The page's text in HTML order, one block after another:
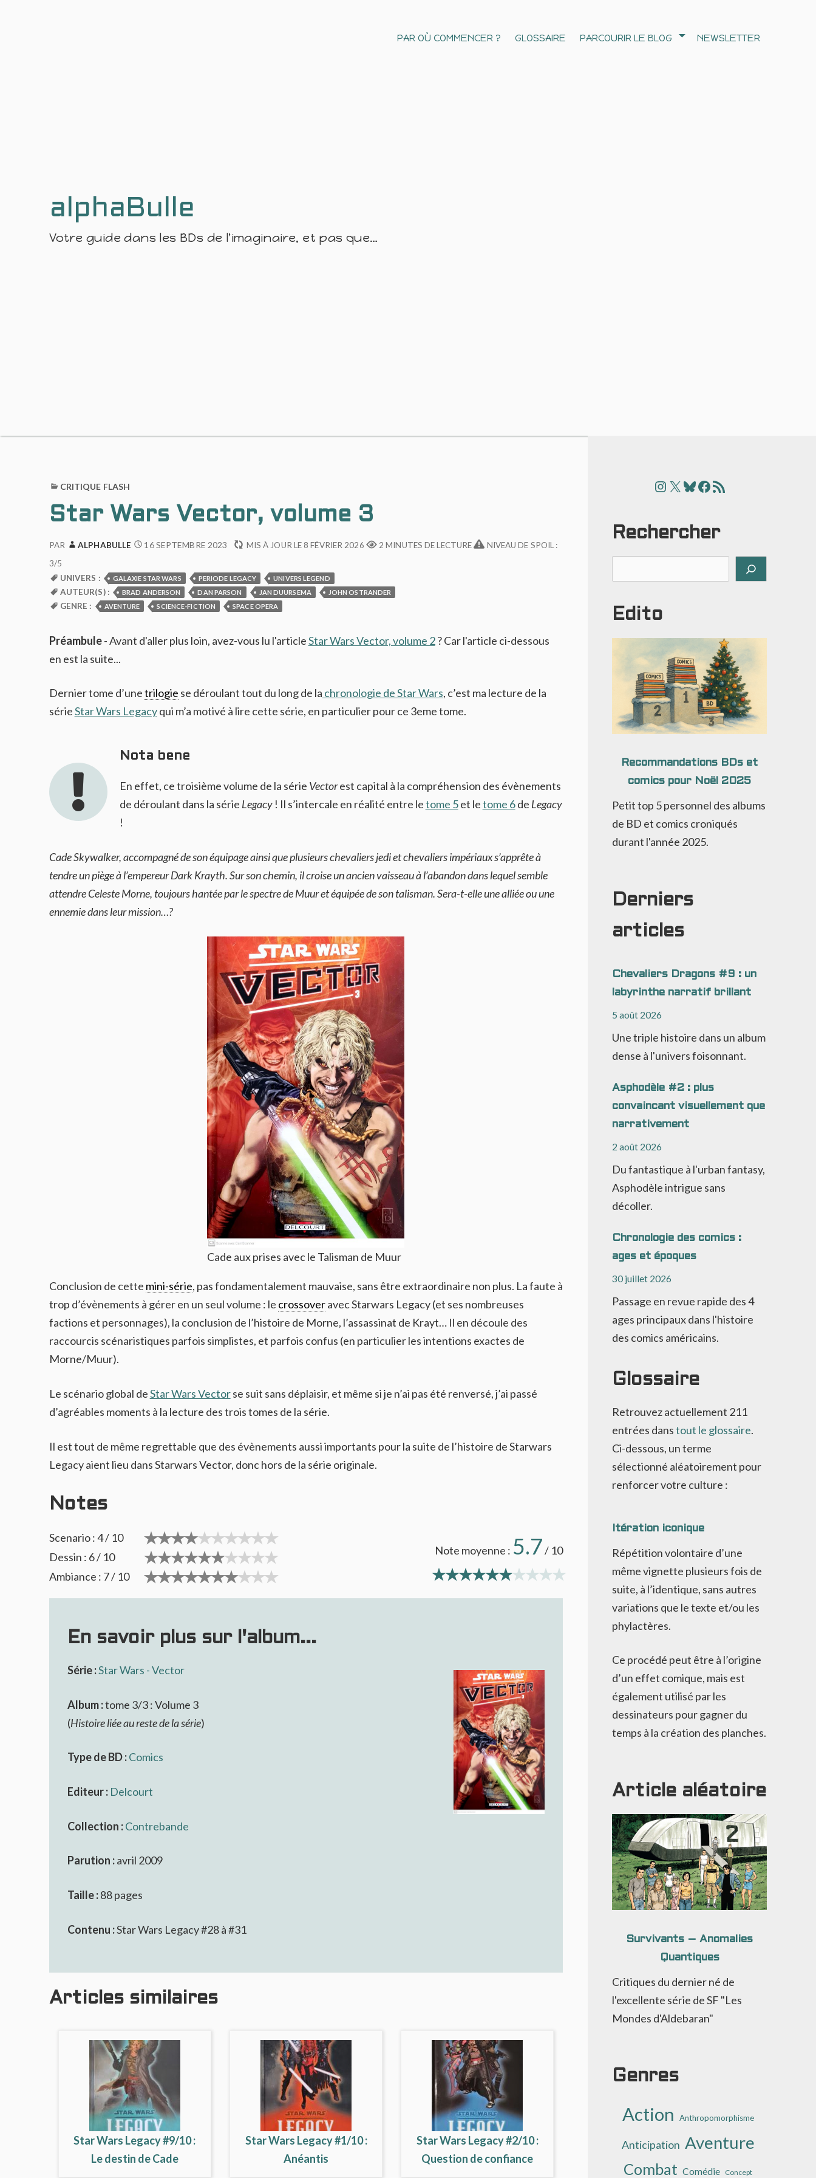
alphaBulle
Votre guide dans les BDs de l'imaginaire, et pas que…
PAR OÙ COMMENCER ? GLOSSAIRE PARCOURIR LE BLOG NEWSLETTER
CRITIQUE FLASH
Star Wars Vector, volume 3
PAR ALPHABULLE 16 SEPTEMBRE 2023 MIS À JOUR LE 8 FÉVRIER 2026 2 MINUTES DE LECTURE
NIVEAU DE SPOIL :
3/5
UNIVERS :
GALAXIE STAR WARS PERIODE LEGACY UNIVERS LEGEND
AUTEUR(S) : BRAD ANDERSON DAN PARSON JAN DUURSEMA JOHN OSTRANDER
GENRE : AVENTURE SCIENCE-FICTION SPACE OPERA
Préambule- Avant d'aller plus loin, avez-vous lu l'articleStar Wars Vector, volume 2? Car l'article ci-dessous
en est la suite...
Dernier tome d’unetrilogie se déroulant tout du long de la chronologie de Star Wars, c’est ma lecture de la
sérieStar Wars Legacyqui m’a motivé à lire cette série, en particulier pour ce 3eme tome.
Nota bene
En effet, ce troisième volume de la série Vectorest capital à la compréhension des évènements
de déroulant dans la série Legacy! Il s’intercale en réalité entre letome 5et letome 6de Legacy
!
Cade Skywalker, accompagné de son équipage ainsi que plusieurs chevaliers jedi et chevaliers impériaux s’apprête à
tendre un piège à l’empereur Dark Krayth. Sur son chemin, il croise un ancien vaisseau à l’abandon dans lequel semble
attendre Celeste Morne, toujours hantée par le spectre de Muur et équipée de son talisman. Sera-t-elle une alliée ou une
ennemie dans leur mission…?
Cade aux prises avec le Talisman de Muur
Conclusion de cette mini-série, pas fondamentalement mauvaise, sans être extraordinaire non plus. La faute à
trop d’évènements à gérer en un seul volume : le crossoveravec Starwars Legacy (et ses nombreuses
factions et personnages), la conclusion de l’histoire de Morne, l’assassinat de Krayt… Il en découle des
raccourcis scénaristiques parfois simplistes, et parfois confus (en particulier les intentions exactes de
Morne/Muur).
Le scénario global deStar Wars Vectorse suit sans déplaisir, et même si je n’ai pas été renversé, j’ai passé
d’agréables moments à la lecture des trois tomes de la série.
Il est tout de même regrettable que des évènements aussi importants pour la suite de l’histoire de Starwars
Legacy aient lieu dans Starwars Vector, donc hors de la série originale.
Notes
Scenario : 4 / 10
Dessin : 6 / 10
Ambiance : 7 / 10
Note moyenne : 5.7/ 10
En savoir plus sur l'album...
Série :Star Wars - Vector
Album :tome 3/3 : Volume 3
(Histoire liée au reste de la série)
Type de BD :Comics
Editeur : Delcourt
Collection :Contrebande
Parution :avril 2009
Taille :88 pages
Contenu :Star Wars Legacy #28 à #31
Articles similaires
Star Wars Legacy #9/10 :
Le destin de Cade
Star Wars Legacy #1/10 :
Anéantis
Star Wars Legacy #2/10 :
Question de confiance
Instagram
X Bluesky
Facebook
Articles
Rechercher
Edito
Recommandations BDs et
comics pour Noël 2025
Petit top 5 personnel des albums
de BD et comics croniqués
durant l'année 2025.
Derniers
articles
Chevaliers Dragons #9 : un
labyrinthe narratif brillant
5 août 2026
Une triple histoire dans un album
dense à l'univers foisonnant.
Asphodèle #2 : plus
convaincant visuellement que
narrativement
2 août 2026
Du fantastique à l'urban fantasy,
Asphodèle intrigue sans
décoller.
Chronologie des comics :
ages et époques
30 juillet 2026
Passage en revue rapide des 4
ages principaux dans l'histoire
des comics américains.
Glossaire
Retrouvez actuellement 211
entrées danstout le glossaire.
Ci-dessous, un terme
sélectionné aléatoirement pour
renforcer votre culture :
Itération iconique
Répétition volontaire d’une
même vignette plusieurs fois de
suite, à l’identique, sans autres
variations que le texte et/ou les
phylactères.
Ce procédé peut être à l’origine
d’un effet comique, mais est
également utilisé par les
dessinateurs pour gagner du
temps à la création des planches.
Article aléatoire
Survivants – Anomalies
Quantiques
Critiques du dernier né de
l'excellente série de SF "Les
Mondes d'Aldebaran"
Genres
Action Anthropomorphisme
Anticipation Aventure
Combat Comédie Concept